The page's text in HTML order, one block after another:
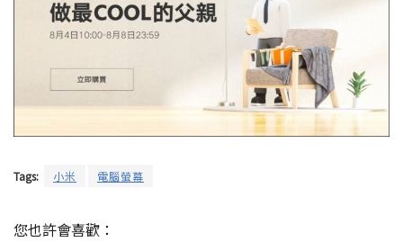
Tags: 小米 電腦螢幕
您也許會喜歡：